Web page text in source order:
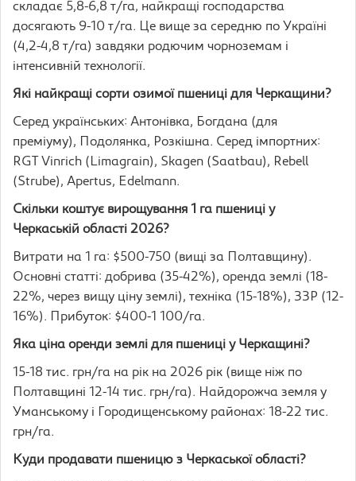
складає 5,8-6,8 т/га, найкращі господарства
досягають 9-10 т/га. Це вище за середню по Україні
(4,2-4,8 т/га) завдяки родючим чорноземам і
інтенсивній технології.
Які найкращі сорти озимої пшениці для Черкащини?
Серед українських: Антонівка, Богдана (для
преміуму), Подолянка, Розкішна. Серед імпортних:
RGT Vinrich (Limagrain), Skagen (Saatbau), Rebell
(Strube), Apertus, Edelmann.
Скільки коштує вирощування 1 га пшениці у
Черкаській області 2026?
Витрати на 1 га: $500-750 (вищі за Полтавщину).
Основні статті: добрива (35-42%), оренда землі (18-
22%, через вищу ціну землі), техніка (15-18%), ЗЗР (12-
16%). Прибуток: $400-1 100/га.
Яка ціна оренди землі для пшениці у Черкащині?
15-18 тис. грн/га на рік на 2026 рік (вище ніж по
Полтавщині 12-14 тис. грн/га). Найдорожча земля у
Уманському і Городищенському районах: 18-22 тис.
грн/га.
Куди продавати пшеницю з Черкаської області?